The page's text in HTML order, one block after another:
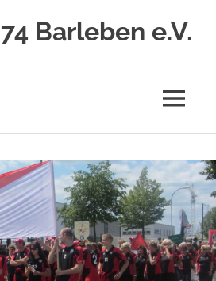
Barleben e.V.
MENÜ